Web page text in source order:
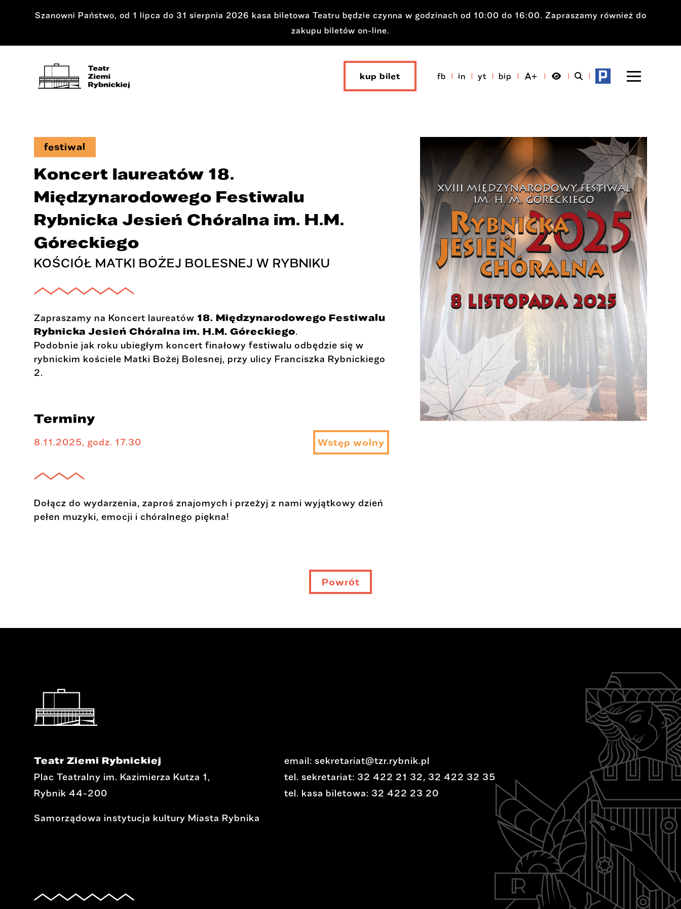
Szanowni Państwo, od 1 lipca do 31 sierpnia 2026 kasa biletowa Teatru będzie czynna w godzinach od 10:00 do 16:00. Zapraszamy również do
zakupu biletów on-line.
kup bilet fb in yt bip
festiwal
Koncert laureatów 18.
Międzynarodowego Festiwalu
Rybnicka Jesień Chóralna im. H.M.
Góreckiego
KOŚCIÓŁ MATKI BOŻEJ BOLESNEJ W RYBNIKU
Zapraszamy na Koncert laureatów 18. Międzynarodowego Festiwalu
Rybnicka Jesień Chóralna im. H.M. Góreckiego.
Podobnie jak roku ubiegłym koncert finałowy festiwalu odbędzie się w
rybnickim kościele Matki Bożej Bolesnej, przy ulicy Franciszka Rybnickiego
2.
Terminy
8.11.2025, godz. 17.30 Wstęp wolny
Dołącz do wydarzenia, zaproś znajomych i przeżyj z nami wyjątkowy dzień
pełen muzyki, emocji i chóralnego piękna!
Powrót
Teatr Ziemi Rybnickiej
Plac Teatralny im. Kazimierza Kutza 1,
Rybnik 44-200
Samorządowa instytucja kultury Miasta Rybnika
email:sekretariat@tzr.rybnik.pl
tel. sekretariat: 32 422 21 32, 32 422 32 35
tel. kasa biletowa: 32 422 23 20